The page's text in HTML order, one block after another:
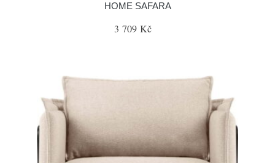
HOME SAFARA
3 709 Kč